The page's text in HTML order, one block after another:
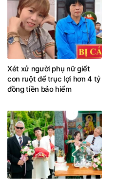
Xét xử người phụ nữ giết
con ruột để trục lợi hơn 4 tỷ
đồng tiền bảo hiểm